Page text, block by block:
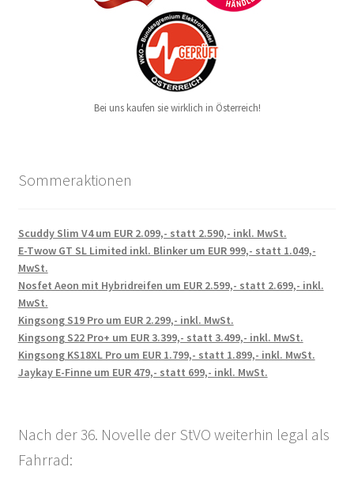
Bei uns kaufen sie wirklich in Österreich!
Sommeraktionen
Scuddy Slim V4 um EUR 2.099,- statt 2.590,- inkl. MwSt.
E-Twow GT SL Limited inkl. Blinker um EUR 999,- statt 1.049,-
MwSt.
Nosfet Aeon mit Hybridreifen um EUR 2.599,- statt 2.699,- inkl.
MwSt.
Kingsong S19 Pro um EUR 2.299,- inkl. MwSt.
Kingsong S22 Pro+ um EUR 3.399,- statt 3.499,- inkl. MwSt.
Kingsong KS18XL Pro um EUR 1.799,- statt 1.899,- inkl. MwSt.
Jaykay E-Finne um EUR 479,- statt 699,- inkl. MwSt.
Nach der 36. Novelle der StVO weiterhin legal als
Fahrrad: